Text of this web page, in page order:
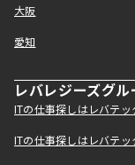
大阪
愛知
レバレジーズグ
ITの仕事探しはレバテッ
ITの仕事探しはレバテ